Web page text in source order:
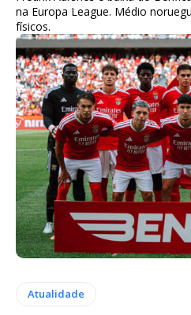
na Europa League. Médio
físicos.
Atualidade